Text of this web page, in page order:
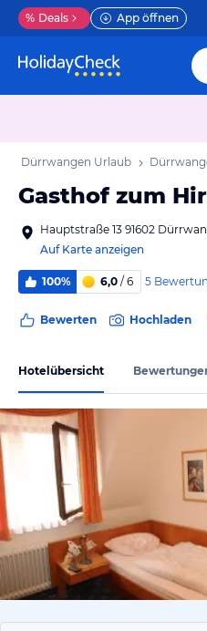
% Deals App öffnen
Dürrwangen Urlaub
Gasthof zum
Hauptstraße 13 91602
Auf Karte anzeigen
100% 6,0 / 6 5
Bewerten Hochladen
Hotelübersicht